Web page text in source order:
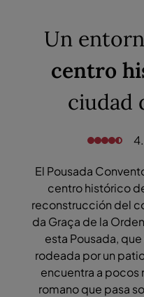
Un
centro
ciudad
El Pousada
centro histórico
reconstrucción del
da Graça de la
esta Pousada,
rodeada por un
encuentra a pocos
romano que pasa